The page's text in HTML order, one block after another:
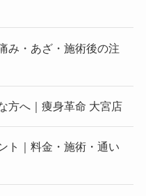
み・あざ・施術後の注
方へ｜痩身革命 大宮店
ト｜料金・施術・通い